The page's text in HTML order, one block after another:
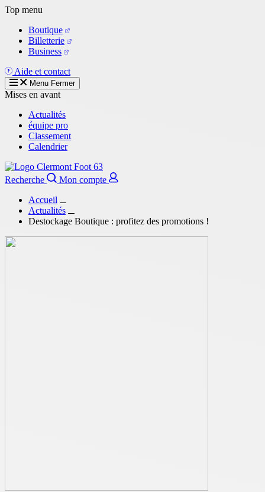
Aller
contenu
principal
Top menu
Boutique
Billetterie
Business
Aide et contact
Menu Fermer
Mises en avant
Actualités
équipe pro
Classement
Calendrier
Recherche
Mon compte
Accueil
Actualités
Destockage Boutique : profitez des promotions !